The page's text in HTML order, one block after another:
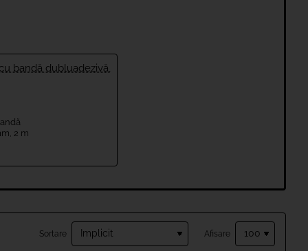
2 m
Sortare Afisare